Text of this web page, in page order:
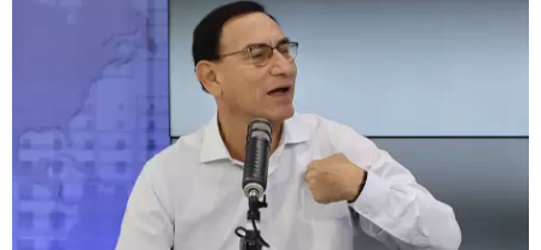
Desde Barbadillo